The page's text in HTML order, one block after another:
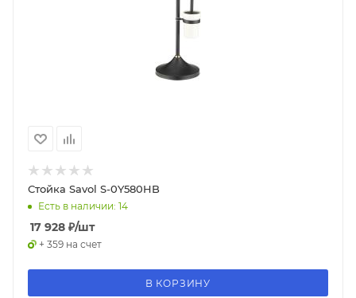
Стойка Savol S-0Y580HB
Есть в наличии: 14
17 928 ₽/шт
+ 359 на счет
В КОРЗИНУ